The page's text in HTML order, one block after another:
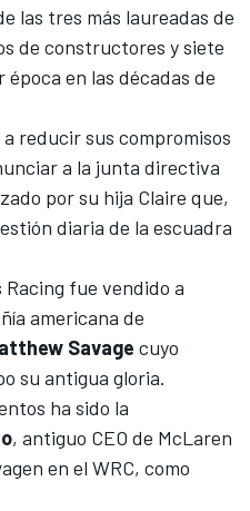
las tres más laureadas de
de constructores y siete
en las décadas de
reducir sus compromisos
a la junta directiva
por su hija Claire que,
diaria de la escuadra
Racing fue vendido a
americana de
Savage cuyo
su antigua gloria.
ha sido la
, antiguo CEO de McLaren
en el WRC, como